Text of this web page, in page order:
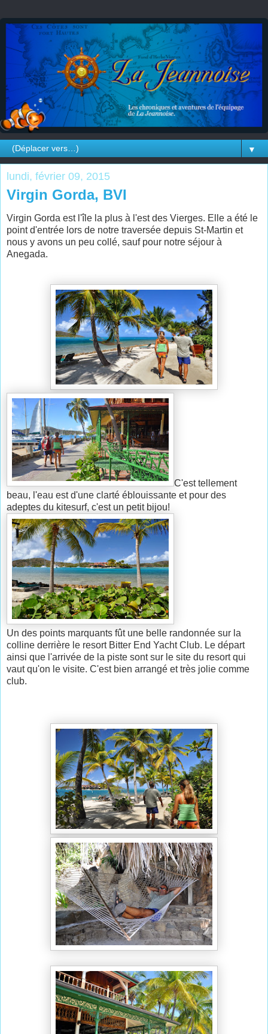
▼
lundi, février 09, 2015
Virgin Gorda, BVI
Virgin Gorda est l'île la plus à l'est des Vierges. Elle a été le
point d'entrée lors de notre traversée depuis St-Martin et
nous y avons un peu collé, sauf pour notre séjour à
Anegada.
C'est tellement
beau, l'eau est d'une clarté éblouissante et pour des
adeptes du kitesurf, c'est un petit bijou!
Un des points marquants fût une belle randonnée sur la
colline derrière le resort Bitter End Yacht Club. Le départ
ainsi que l'arrivée de la piste sont sur le site du resort qui
vaut qu'on le visite. C'est bien arrangé et très jolie comme
club.